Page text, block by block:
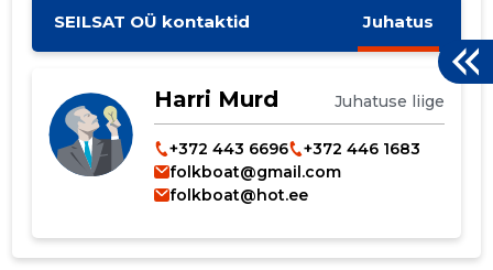
SEILSAT OÜ kontaktid Juhatus
Harri Murd Juhatuse liige
+372 443 6696
+372 446 1683
folkboat@gmail.com
folkboat@hot.ee